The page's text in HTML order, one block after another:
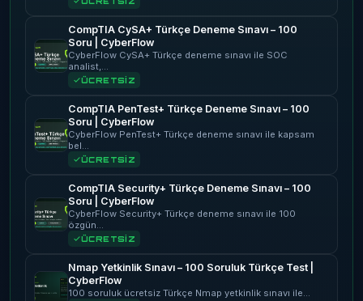
CompTIA CySA+ Türkçe Deneme Sınavı – 100
Soru | CyberFlow
CyberFlow CySA+ Türkçe deneme sınavı ile SOC
analist,…
ÜCRETSİZ
CompTIA PenTest+ Türkçe Deneme Sınavı – 100
Soru | CyberFlow
CyberFlow PenTest+ Türkçe deneme sınavı ile kapsam
bel…
ÜCRETSİZ
CompTIA Security+ Türkçe Deneme Sınavı – 100
Soru | CyberFlow
CyberFlow Security+ Türkçe deneme sınavı ile 100
özgün…
ÜCRETSİZ
Nmap Yetkinlik Sınavı – 100 Soruluk Türkçe Test |
CyberFlow
100 soruluk ücretsiz Türkçe Nmap yetkinlik sınavı ile…